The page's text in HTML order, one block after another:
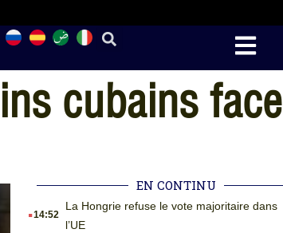
cubains face
EN CONTINU
.14:52
La Hongrie refuse le vote majoritaire dans
l’UE